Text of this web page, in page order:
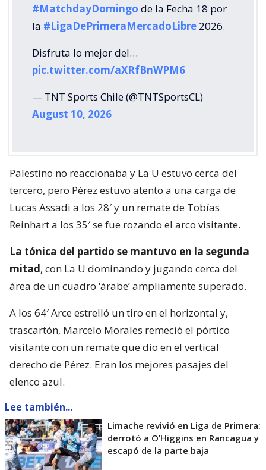
#MatchdayDomingo de la Fecha 18 por
la #LigaDePrimeraMercadoLibre 2026.
Disfruta lo mejor del…
pic.twitter.com/aXRfBnWPM6
— TNT Sports Chile (@TNTSportsCL)
August 10, 2026
Palestino no reaccionaba y La U estuvo cerca del
tercero, pero Pérez estuvo atento a una carga de
Lucas Assadi a los 28′ y un remate de Tobías
Reinhart a los 35′ se fue rozando el arco visitante.
La tónica del partido se mantuvo en la segunda
mitad, con La U dominando y jugando cerca del
área de un cuadro ‘árabe’ ampliamente superado.
A los 64′ Arce estrelló un tiro en el horizontal y,
trascartón, Marcelo Morales remeció el pórtico
visitante con un remate que dio en el vertical
derecho de Pérez. Eran los mejores pasajes del
elenco azul.
Lee también...
Limache revivió en Liga de Primera:
derrotó a O’Higgins en Rancagua y
escapó de la parte baja